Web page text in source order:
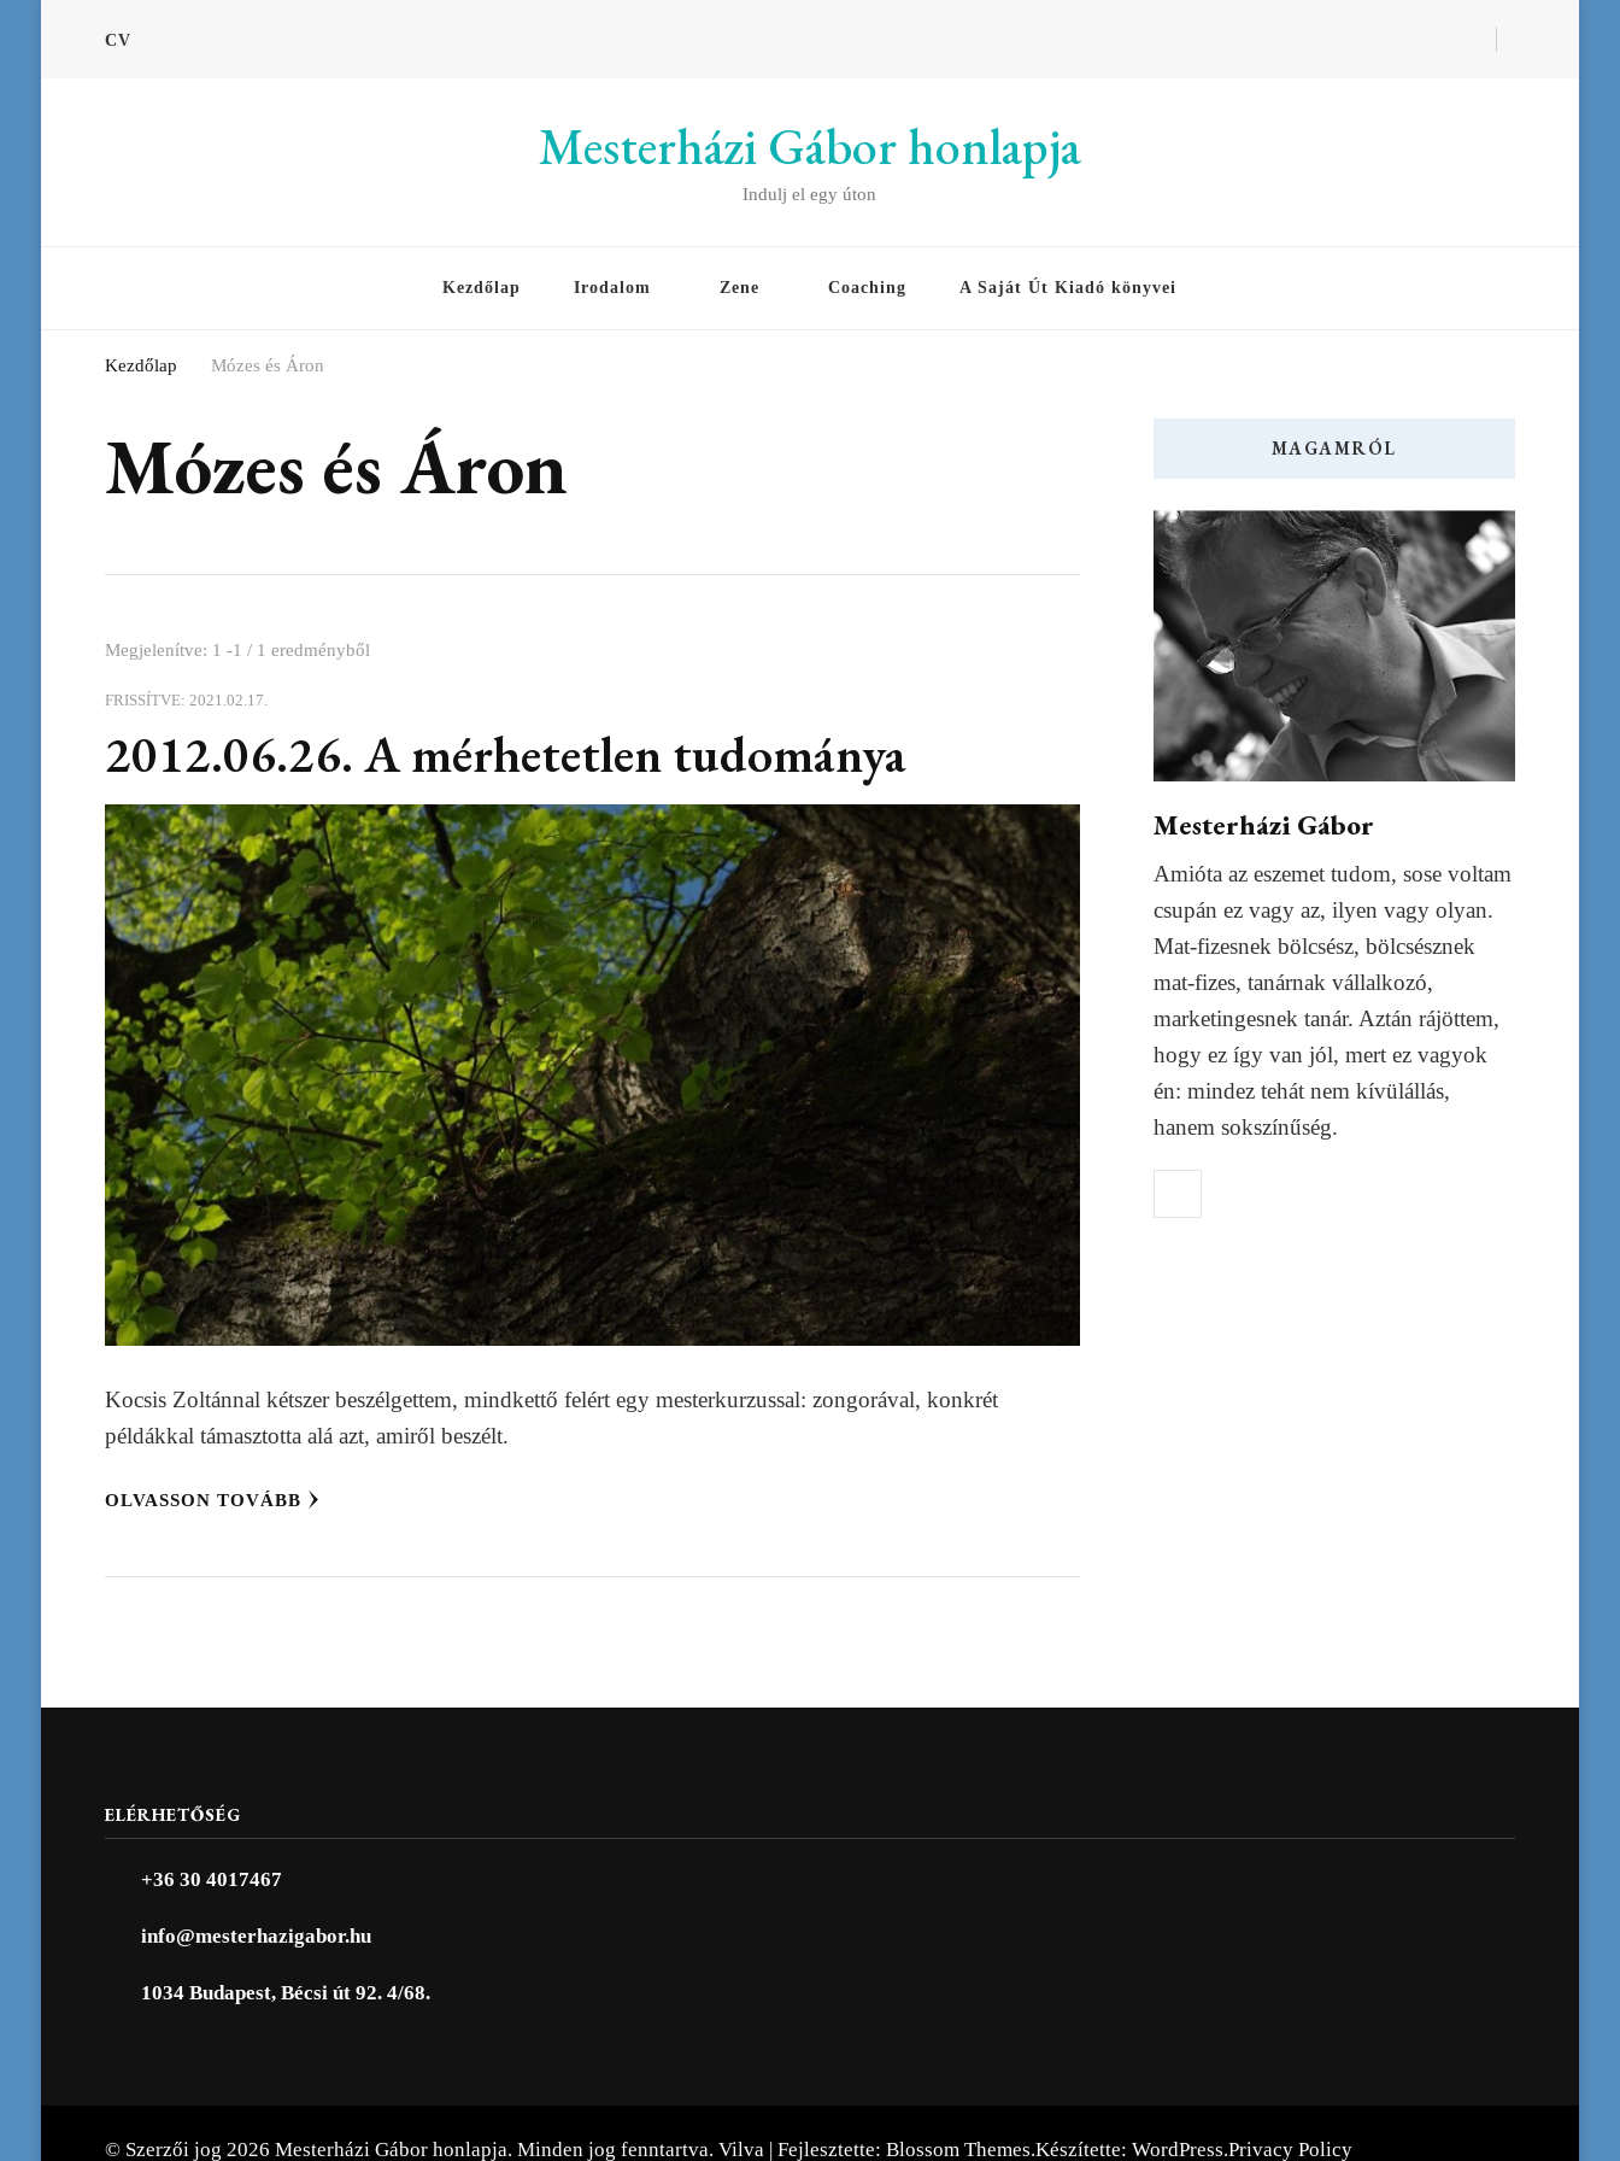
CV
Mesterházi Gábor honlapja
Indulj el egy úton
Kezdőlap Irodalom Zene Coaching A Saját Út Kiadó könyvei
Kezdőlap Mózes és Áron
Mózes és Áron
Megjelenítve: 1 -1 / 1 eredményből
FRISSÍTVE:2021.02.17.
2012.06.26. A mérhetetlen tudománya
Kocsis Zoltánnal kétszer beszélgettem, mindkettő felért egy mesterkurzussal: zongorával, konkrét
példákkal támasztotta alá azt, amiről beszélt.
OLVASSON TOVÁBB
MAGAMRÓL
Mesterházi Gábor
Amióta az eszemet tudom, sose voltam
csupán ez vagy az, ilyen vagy olyan.
Mat-fizesnek bölcsész, bölcsésznek
mat-fizes, tanárnak vállalkozó,
marketingesnek tanár. Aztán rájöttem,
hogy ez így van jól, mert ez vagyok
én: mindez tehát nem kívülállás,
hanem sokszínűség.
ELÉRHETŐSÉG
+36 30 4017467
info@mesterhazigabor.hu
1034 Budapest, Bécsi út 92. 4/68.
© Szerzői jog 2026 Mesterházi Gábor honlapja. Minden jog fenntartva. Vilva | Fejlesztette: Blossom Themes.Készítette: WordPress.Privacy Policy